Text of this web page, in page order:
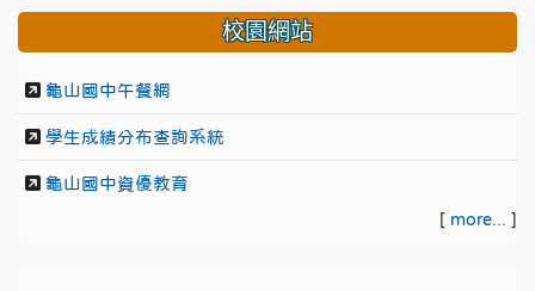
校園網站
龜山國中午餐網
學生成績分布查詢系統
龜山國中資優教育
[ more... ]